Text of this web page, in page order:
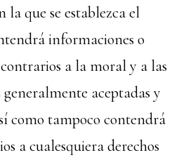
la que se establezca el
informaciones o
a la moral y a las
aceptadas y
como tampoco contendrá
a cualesquiera derechos